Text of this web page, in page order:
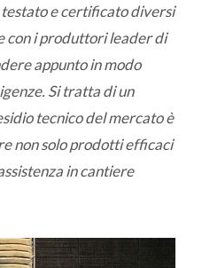
testato e certificato diversi
con i produttori leader di
appunto in modo
Si tratta di un
tecnico del mercato è
non solo prodotti efficaci
in cantiere